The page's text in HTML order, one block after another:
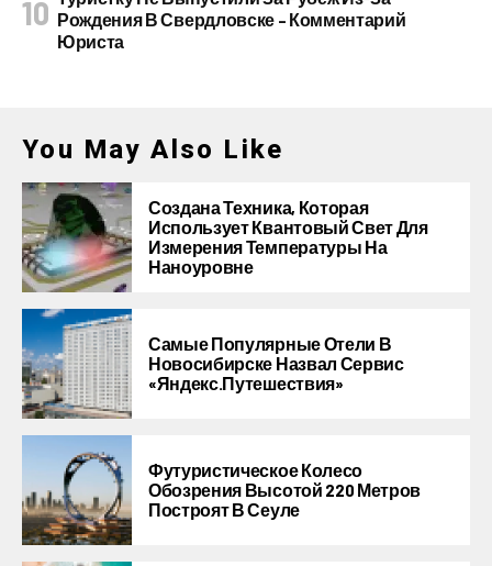
Рождения В Свердловске – Комментарий
Юриста
You May Also Like
Создана Техника, Которая
Использует Квантовый Свет Для
Измерения Температуры На
Наноуровне
Самые Популярные Отели В
Новосибирске Назвал Сервис
«Яндекс.Путешествия»
Футуристическое Колесо
Обозрения Высотой 220 Метров
Построят В Сеуле